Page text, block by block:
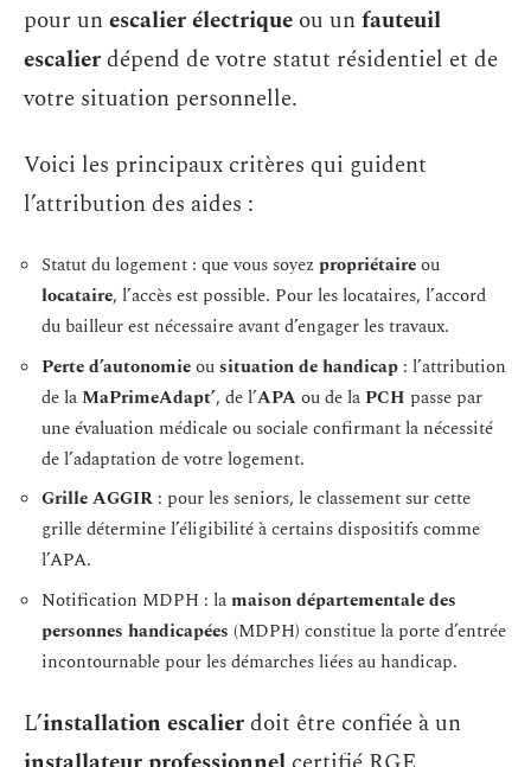
pour unescalier électrique ou unfauteuil
escalierdépend de votre statut résidentiel et de
votre situation personnelle.
Voici les principaux critères qui guident
l’attribution des aides :
Statut du logement : que vous soyezpropriétaireou
locataire, l’accès est possible. Pour les locataires, l’accord
du bailleur est nécessaire avant d’engager les travaux.
Perte d’autonomieousituation de handicap : l’attribution
de laMaPrimeAdapt’, de l’APA ou de la PCH passe par
une évaluation médicale ou sociale confirmant la nécessité
de l’adaptation de votre logement.
Grille AGGIR : pour les seniors, le classement sur cette
grille détermine l’éligibilité à certains dispositifs comme
l’APA.
Notification MDPH : lamaison départementale des
personnes handicapées (MDPH) constitue la porte d’entrée
incontournable pour les démarches liées au handicap.
L’installation escalierdoit être confiée à un